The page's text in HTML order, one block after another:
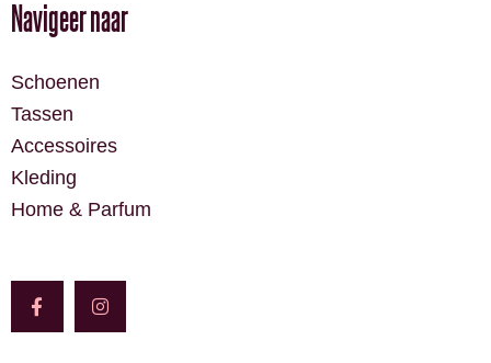
Navigeer naar
Schoenen
Tassen
Accessoires
Kleding
Home & Parfum
c
e
b
s
t
a